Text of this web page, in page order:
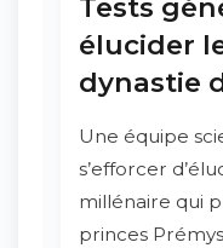
Tests
élucider
dynastie
Une équipe
s’efforcer
millénaire qui
princes